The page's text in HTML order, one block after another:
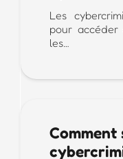
Les
pour accéder
les…
Comment